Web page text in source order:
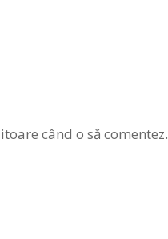
când o să comentez.